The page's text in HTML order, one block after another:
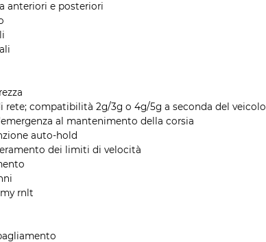
anteriori e posteriori
compatibilità 2g/3g o 4g/5g a seconda del veicolo
al mantenimento della corsia
auto-hold
dei limiti di velocità
rnlt